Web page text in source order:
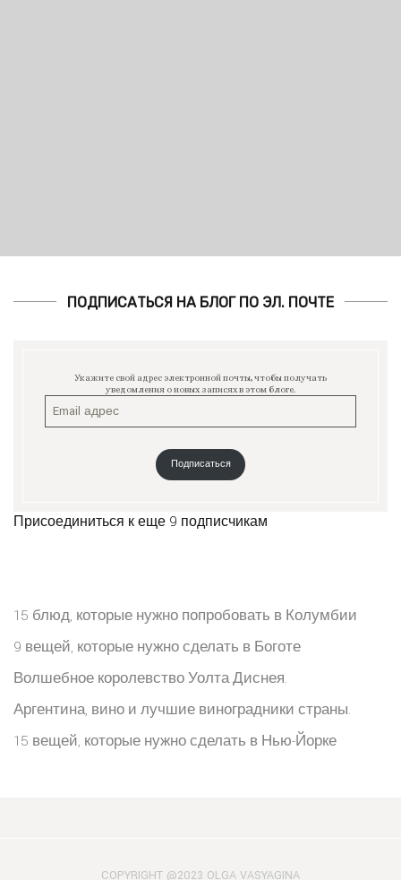
ПОДПИСАТЬСЯ НА БЛОГ ПО ЭЛ. ПОЧТЕ
Укажите свой адрес электронной почты, чтобы получать
уведомления о новых записях в этом блоге.
Подписаться
Присоединиться к еще 9 подписчикам
15 блюд, которые нужно попробовать в Колумбии
9 вещей, которые нужно сделать в Боготе
Волшебное королевство Уолта Диснея.
Аргентина, вино и лучшие виноградники страны.
15 вещей, которые нужно сделать в Нью-Йорке
COPYRIGHT @2023 OLGA VASYAGINA